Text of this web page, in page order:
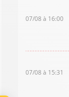
07/08 à 16:00
07/08 à 15:31